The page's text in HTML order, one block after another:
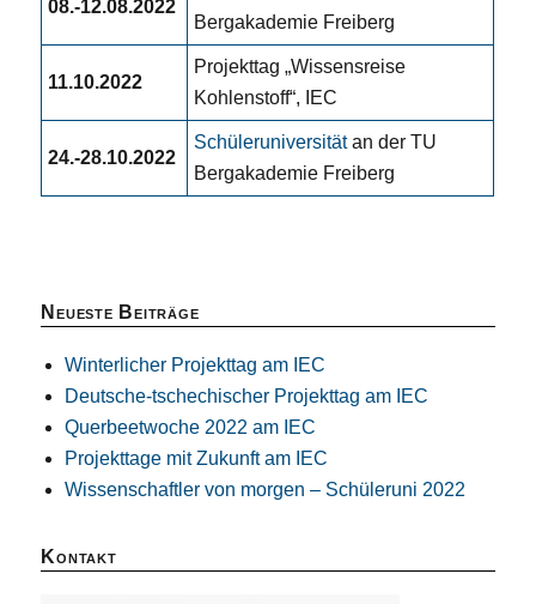
08.-12.08.2022
Bergakademie Freiberg
11.10.2022
Projekttag „Wissensreise
Kohlenstoff“, IEC
24.-28.10.2022
Schüleruniversitätan der TU
Bergakademie Freiberg
Neueste Beiträge
Winterlicher Projekttag am IEC
Deutsche-tschechischer Projekttag am IEC
Querbeetwoche 2022 am IEC
Projekttage mit Zukunft am IEC
Wissenschaftler von morgen – Schüleruni 2022
Kontakt